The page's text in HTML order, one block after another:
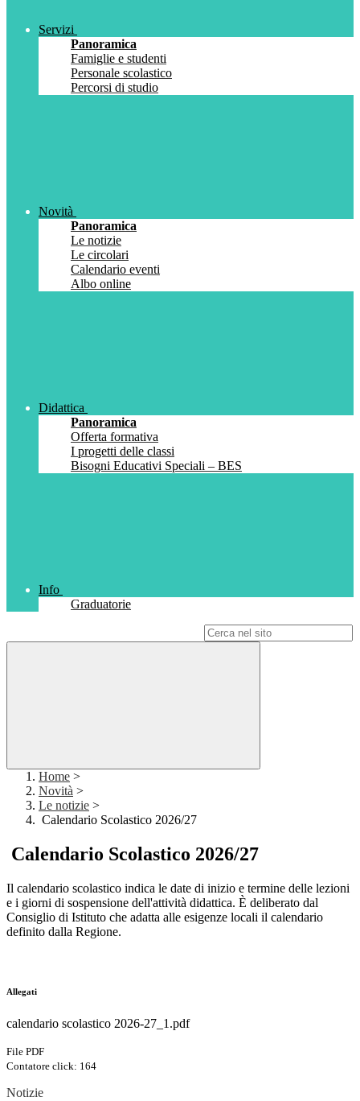
Servizi
Panoramica
Famiglie e studenti
Personale scolastico
Percorsi di studio
Novità
Panoramica
Le notizie
Le circolari
Calendario eventi
Albo online
Didattica
Panoramica
Offerta formativa
I progetti delle classi
Bisogni Educativi Speciali – BES
Info
Graduatorie
Home >
Novità >
Le notizie >
Calendario Scolastico 2026/27
Calendario Scolastico 2026/27
Il calendario scolastico indica le date di inizio e termine delle lezioni
e i giorni di sospensione dell'attività didattica. È deliberato dal
Consiglio di Istituto che adatta alle esigenze locali il calendario
definito dalla Regione.
Allegati
calendario scolastico 2026-27_1.pdf
File PDF
Contatore click: 164
Notizie